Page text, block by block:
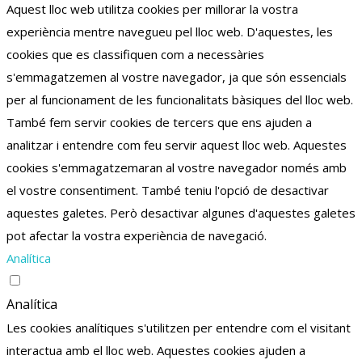
Aquest lloc web utilitza cookies per millorar la vostra
experiència mentre navegueu pel lloc web. D'aquestes, les
cookies que es classifiquen com a necessàries
s'emmagatzemen al vostre navegador, ja que són essencials
per al funcionament de les funcionalitats bàsiques del lloc web.
També fem servir cookies de tercers que ens ajuden a
analitzar i entendre com feu servir aquest lloc web. Aquestes
cookies s'emmagatzemaran al vostre navegador només amb
el vostre consentiment. També teniu l'opció de desactivar
aquestes galetes. Però desactivar algunes d'aquestes galetes
pot afectar la vostra experiència de navegació.
Analítica
Analítica
Les cookies analítiques s'utilitzen per entendre com el visitant
interactua amb el lloc web. Aquestes cookies ajuden a